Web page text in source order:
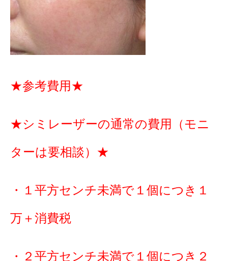
★参考費用★
★シミレーザーの通常の費用（モニ
ターは要相談）★
・１平方センチ未満で１個につき１
万＋消費税
・２平方センチ未満で１個につき２